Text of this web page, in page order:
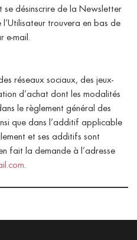
se désinscrire de la Newsletter
trouvera en bas de
e-mail.
réseaux sociaux, des jeux-
d’achat dont les modalités
le règlement général des
que dans l’additif applicable
et ses additifs sont
fait la demande à l’adresse
.